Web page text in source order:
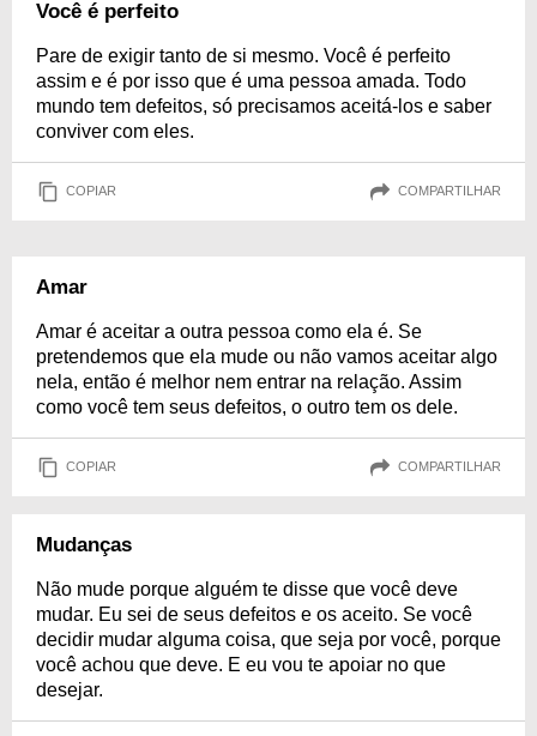
Você é perfeito
Pare de exigir tanto de si mesmo. Você é perfeito
assim e é por isso que é uma pessoa amada. Todo
mundo tem defeitos, só precisamos aceitá-los e saber
conviver com eles.
COPIAR COMPARTILHAR
Amar
Amar é aceitar a outra pessoa como ela é. Se
pretendemos que ela mude ou não vamos aceitar algo
nela, então é melhor nem entrar na relação. Assim
como você tem seus defeitos, o outro tem os dele.
COPIAR COMPARTILHAR
Mudanças
Não mude porque alguém te disse que você deve
mudar. Eu sei de seus defeitos e os aceito. Se você
decidir mudar alguma coisa, que seja por você, porque
você achou que deve. E eu vou te apoiar no que
desejar.